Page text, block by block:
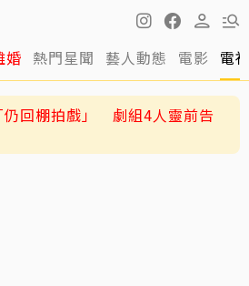
婚 熱門星聞 藝人動態 電影 電
仍回棚拍戲」 劇組4人靈前告